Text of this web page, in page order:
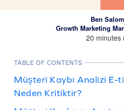
Ben
Growth Marketing
20 minutes
TABLE OF CONTENTS
Müşteri Kaybı Analizi E-
Neden Kritiktir?